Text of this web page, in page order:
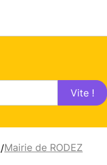
Vite !
/Mairie de RODEZ